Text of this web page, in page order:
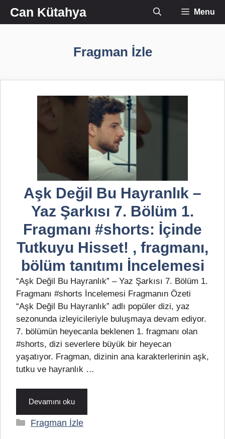
İçeriğe
atlaCan Kütahya Menu
Fragman İzle
Aşk Değil Bu Hayranlık –
Yaz Şarkısı 7. Bölüm 1.
Fragmanı #shorts: İçinde
Tutkuyu Hisset! , fragmanı,
bölüm tanıtımı İncelemesi
“Aşk Değil Bu Hayranlık” – Yaz Şarkısı 7. Bölüm 1.
Fragmanı #shorts İncelemesi Fragmanın Özeti
“Aşk Değil Bu Hayranlık” adlı popüler dizi, yaz
sezonunda izleyicileriyle buluşmaya devam ediyor.
7. bölümün heyecanla beklenen 1. fragmanı olan
#shorts, dizi severlere büyük bir heyecan
yaşatıyor. Fragman, dizinin ana karakterlerinin aşk,
tutku ve hayranlık …
Devamını oku
Kategoriler
Fragman İzle